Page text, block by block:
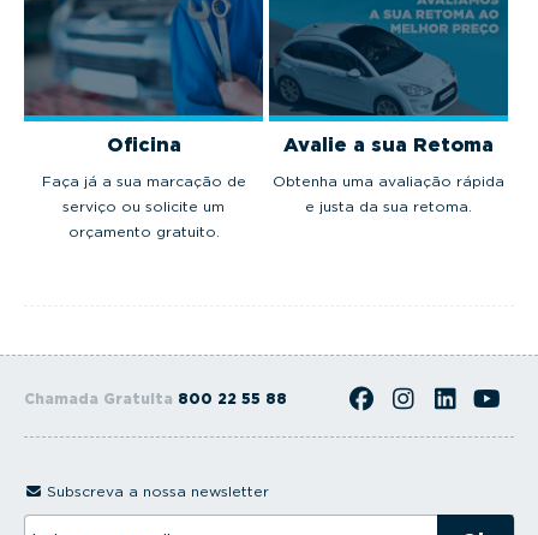
Oficina
Faça já a sua marcação de
serviço ou solicite um
orçamento gratuito.
Avalie a sua Retoma
Obtenha uma avaliação rápida
e justa da sua retoma.
Chamada Gratuita 800 22 55 88
Subscreva a nossa newsletter